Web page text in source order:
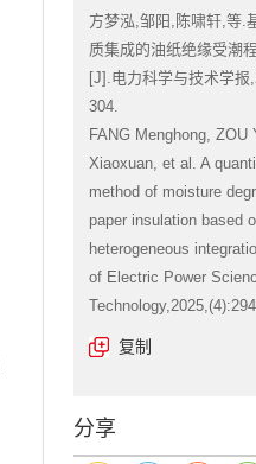
方梦泓,邹阳,陈啸轩,等.
质集成的油纸绝缘受潮
[J].电力科学与技术学报
304.
FANG Menghong, ZOU
Xiaoxuan, et al. A
method of moisture
paper insulation based
heterogeneous
of Electric Power
复制
分享